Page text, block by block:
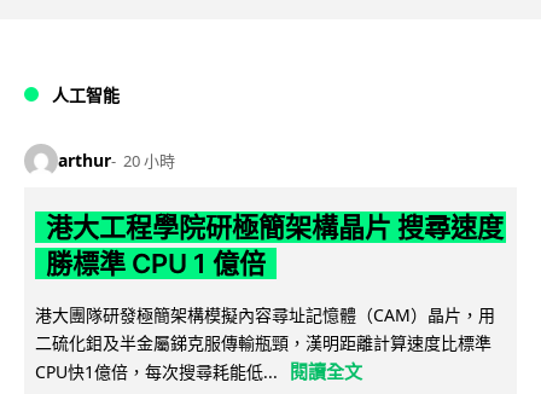
人工智能
arthur 20 小時
港大工程學院研極簡架構晶片 搜尋速度
勝標準 CPU 1 億倍
港大團隊研發極簡架構模擬內容尋址記憶體（CAM）晶片，用
二硫化鉬及半金屬銻克服傳輸瓶頸，漢明距離計算速度比標準
CPU快1億倍，每次搜尋耗能低...
閱讀全文